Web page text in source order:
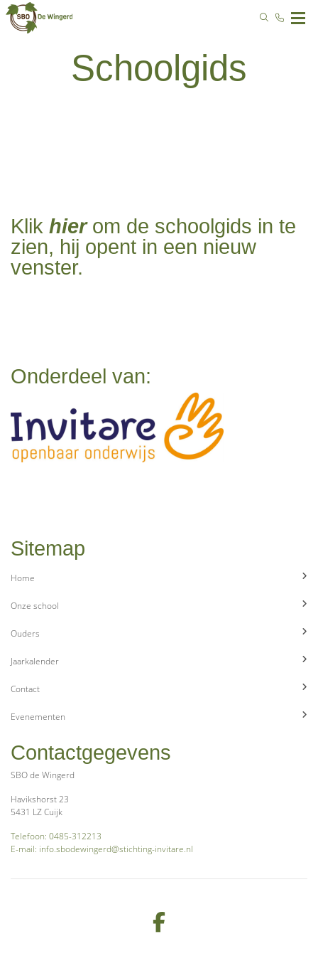
Schoolgids
Klik hierom de schoolgids in te
zien, hij opent in een nieuw
venster.
Onderdeel van:
Sitemap
Home
Onze school
Ouders
Jaarkalender
Contact
Evenementen
Contactgegevens
SBO de Wingerd
Havikshorst 23
5431 LZ Cuijk
Telefoon: 0485-312213
E-mail: info.sbodewingerd@stichting-invitare.nl